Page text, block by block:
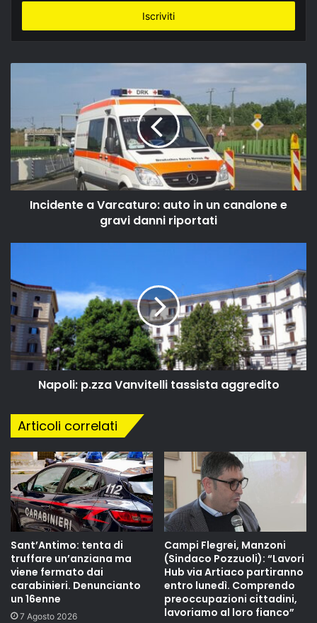
email
Incidente a Varcaturo: auto in un canalone e
gravi danni riportati
Napoli: p.zza Vanvitelli tassista aggredito
Articoli correlati
Sant’Antimo: tenta di
truffare un’anziana ma
viene fermato dai
carabinieri. Denuncianto
un 16enne
7 Agosto 2026
Campi Flegrei, Manzoni
(Sindaco Pozzuoli): “Lavori
Hub via Artiaco partiranno
entro lunedì. Comprendo
preoccupazioni cittadini,
lavoriamo al loro fianco”